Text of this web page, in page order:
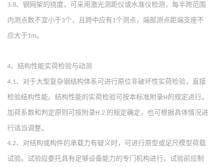
3.8、钢网架的挠度，可采用激光测距仪或水准仪检测，每半跨范围
内测点数不宜小于3个，且跨中应有1个测点，端部测点距端支座不
应大于1m。
4、结构性能实荷检验与动测
4.1、对于大型复杂钢结构体系可进行原位非破坏性实荷检验，直接
检验结构性能。结构性能的实荷检验可按本标准附录H的规定进行。
加荷系数和判定原则可按附录H.2 的规定确定，也可根据具体情况进
行适当调整。
4.2、对结构或构件的承载力有疑义时，可进行原型或足尺模型荷载
试验。试验应委托具有足够设备能力的专门机构进行。试验前应制